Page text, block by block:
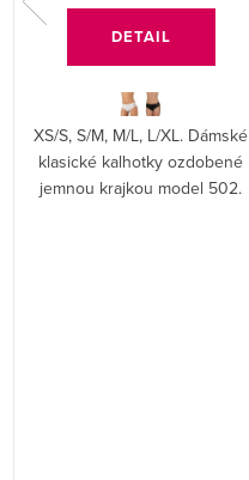
DETAIL
XS/S, S/M, M/L, L/XL. Dámské
klasické kalhotky ozdobené
jemnou krajkou model 502.